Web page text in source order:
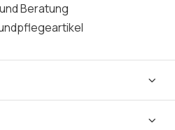
Beratung